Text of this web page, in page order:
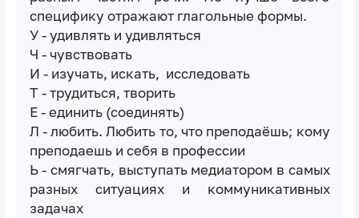
специфику отражают глагольные формы.
У - удивлять и удивляться
Ч - чувствовать
И - изучать, искать, исследовать
Т - трудиться, творить
Е - единить (соединять)
Л - любить. Любить то, что преподаёшь; кому
преподаешь и себя в профессии
Ь - смягчать, выступать медиатором в самых
разных ситуациях и коммуникативных
задачах